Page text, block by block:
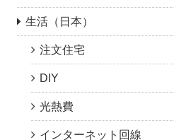
生活（日本）
注文住宅
DIY
光熱費
インターネット回線